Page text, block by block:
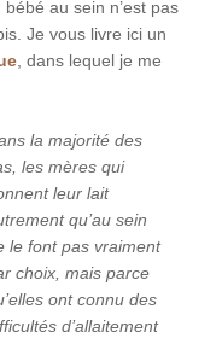
au sein n’est pas
Je vous livre ici un
, dans lequel je me
la majorité des
les mères qui
leur lait
qu’au sein
le font pas vraiment
choix, mais parce
ont connu des
d’allaitement